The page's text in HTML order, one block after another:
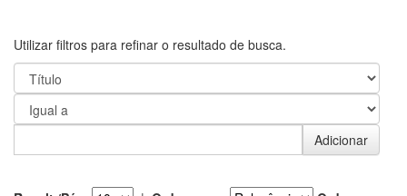
Utilizar filtros para refinar o resultado de busca.